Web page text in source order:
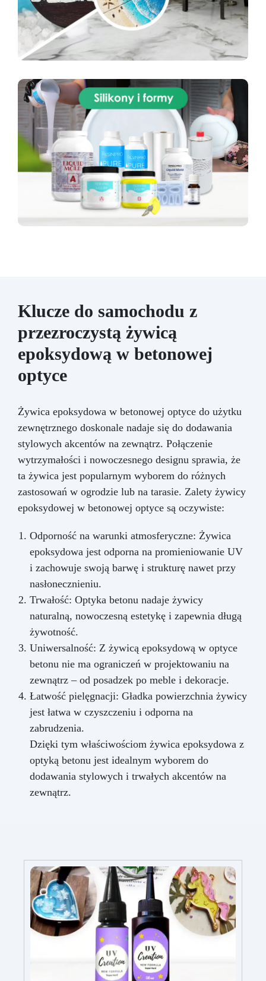
Klucze do samochodu z
przezroczystą żywicą
epoksydową w betonowej
optyce
Żywica epoksydowa w betonowej optyce do użytku
zewnętrznego doskonale nadaje się do dodawania
stylowych akcentów na zewnątrz. Połączenie
wytrzymałości i nowoczesnego designu sprawia, że
ta żywica jest popularnym wyborem do różnych
zastosowań w ogrodzie lub na tarasie. Zalety żywicy
epoksydowej w betonowej optyce są oczywiste:
Odporność na warunki atmosferyczne: Żywica
epoksydowa jest odporna na promieniowanie UV
i zachowuje swoją barwę i strukturę nawet przy
nasłonecznieniu.
Trwałość: Optyka betonu nadaje żywicy
naturalną, nowoczesną estetykę i zapewnia długą
żywotność.
Uniwersalność: Z żywicą epoksydową w optyce
betonu nie ma ograniczeń w projektowaniu na
zewnątrz – od posadzek po meble i dekoracje.
Łatwość pielęgnacji: Gładka powierzchnia żywicy
jest łatwa w czyszczeniu i odporna na
zabrudzenia.
Dzięki tym właściwościom żywica epoksydowa z
optyką betonu jest idealnym wyborem do
dodawania stylowych i trwałych akcentów na
zewnątrz.